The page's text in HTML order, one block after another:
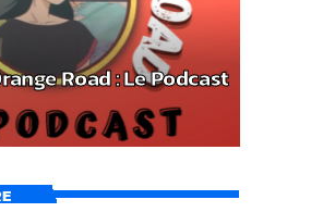
Road : Le Podcast